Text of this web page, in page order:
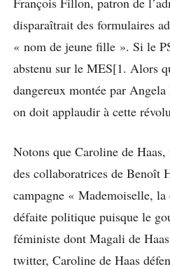
disparaîtrait des formulaires
« nom de jeune fille ». Si le
abstenu sur le MES[1. Alors
dangereux montée par
on doit applaudir à cette
Notons que Caroline de
des collaboratrices de Benoît
campagne « Mademoiselle, la
défaite politique puisque le
féministe dont Magali de
twitter, Caroline de Haas